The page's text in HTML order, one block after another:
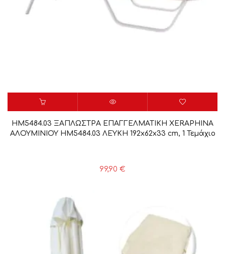
HM5484.03 ΞΑΠΛΩΣΤΡΑ ΕΠΑΓΓΕΛΜΑΤΙΚΗ XERAPHINA
ΑΛΟΥΜΙΝΙΟΥ HM5484.03 ΛΕΥΚΗ 192x62x33 cm, 1 Τεμάχιο
99,90 €